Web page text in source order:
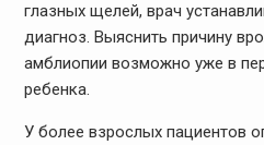
глазных щелей, врач
диагноз. Выяснить причину
амблиопии возможно уже в
ребенка.
У более взрослых пациентов